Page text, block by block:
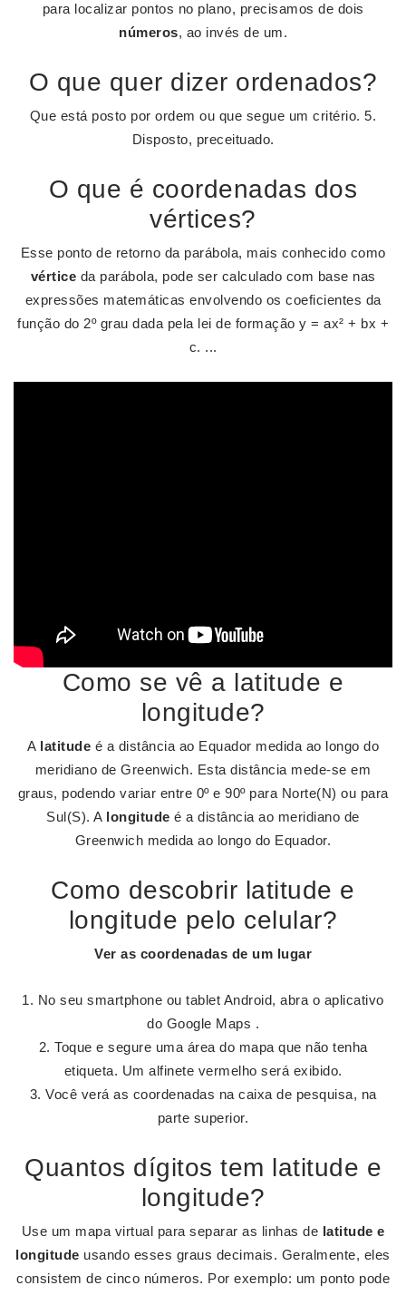
para localizar pontos no plano, precisamos de dois
números, ao invés de um.
O que quer dizer ordenados?
Que está posto por ordem ou que segue um critério. 5.
Disposto, preceituado.
O que é coordenadas dos
vértices?
Esse ponto de retorno da parábola, mais conhecido como
vértice da parábola, pode ser calculado com base nas
expressões matemáticas envolvendo os coeficientes da
função do 2º grau dada pela lei de formação y = ax² + bx +
c. ...
Como se vê a latitude e
longitude?
A latitude é a distância ao Equador medida ao longo do
meridiano de Greenwich. Esta distância mede-se em
graus, podendo variar entre 0º e 90º para Norte(N) ou para
Sul(S). A longitude é a distância ao meridiano de
Greenwich medida ao longo do Equador.
Como descobrir latitude e
longitude pelo celular?
Ver as coordenadas de um lugar
No seu smartphone ou tablet Android, abra o aplicativo
do Google Maps .
Toque e segure uma área do mapa que não tenha
etiqueta. Um alfinete vermelho será exibido.
Você verá as coordenadas na caixa de pesquisa, na
parte superior.
Quantos dígitos tem latitude e
longitude?
Use um mapa virtual para separar as linhas de latitude e
longitude usando esses graus decimais. Geralmente, eles
consistem de cinco números. Por exemplo: um ponto pode